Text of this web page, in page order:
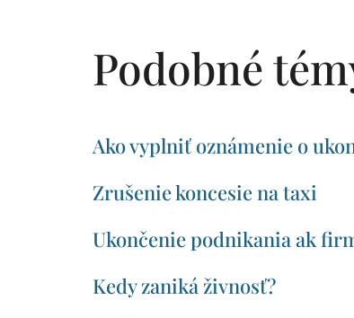
Podobné
Ako vyplniť oznámenie o
Zrušenie koncesie na taxi
Ukončenie podnikania ak
Kedy zaniká živnosť?